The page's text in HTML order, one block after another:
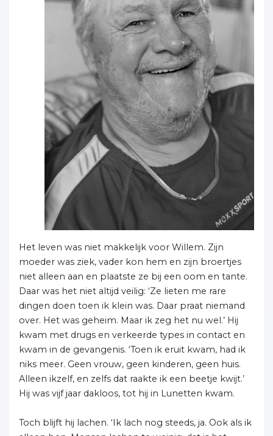
Het leven was niet makkelijk voor Willem. Zijn
moeder was ziek, vader kon hem en zijn broertjes
niet alleen aan en plaatste ze bij een oom en tante.
Daar was het niet altijd veilig: ‘Ze lieten me rare
dingen doen toen ik klein was. Daar praat niemand
over. Het was geheim. Maar ik zeg het nu wel.’ Hij
kwam met drugs en verkeerde types in contact en
kwam in de gevangenis. ‘Toen ik eruit kwam, had ik
niks meer. Geen vrouw, geen kinderen, geen huis.
Alleen ikzelf, en zelfs dat raakte ik een beetje kwijt.’
Hij was vijf jaar dakloos, tot hij in Lunetten kwam.
Toch blijft hij lachen. ‘Ik lach nog steeds, ja. Ook als ik